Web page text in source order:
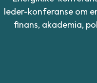
leder-konferanse om
finans, akademia,